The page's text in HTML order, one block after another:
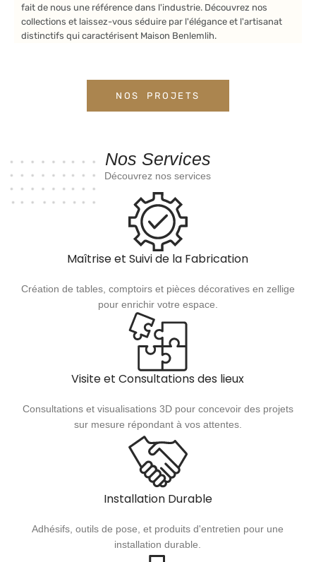
fait de nous une référence dans l'industrie. Découvrez nos
collections et laissez-vous séduire par l'élégance et l'artisanat
distinctifs qui caractérisent Maison Benlemlih.
NOS PROJETS
Nos Services
Découvrez nos services
Maîtrise et Suivi de la Fabrication
Création de tables, comptoirs et pièces décoratives en zellige
pour enrichir votre espace.
Visite et Consultations des lieux
Consultations et visualisations 3D pour concevoir des projets
sur mesure répondant à vos attentes.
Installation Durable
Adhésifs, outils de pose, et produits d'entretien pour une
installation durable.